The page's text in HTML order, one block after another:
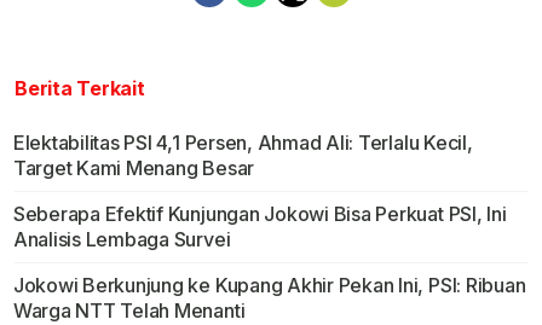
Berita Terkait
Elektabilitas PSI 4,1 Persen, Ahmad Ali: Terlalu Kecil,
Target Kami Menang Besar
Seberapa Efektif Kunjungan Jokowi Bisa Perkuat PSI, Ini
Analisis Lembaga Survei
Jokowi Berkunjung ke Kupang Akhir Pekan Ini, PSI: Ribuan
Warga NTT Telah Menanti